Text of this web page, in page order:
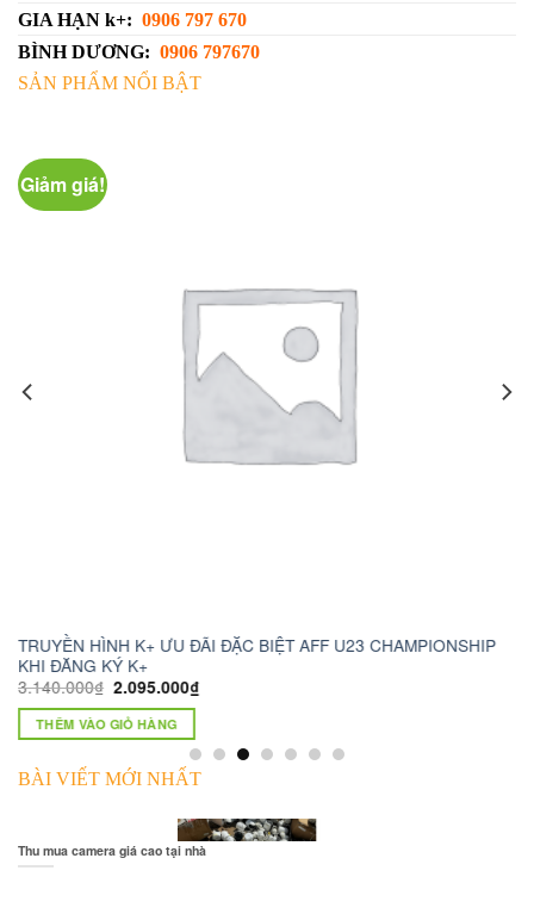
GIA HẠN k+: 0906 797 670
BÌNH DƯƠNG: 0906 797670
SẢN PHẨM NỔI BẬT
camera wifi xoay 360 c6n
1.230.000
THÊM VÀO GIỎ HÀNG
BÀI VIẾT MỚI NHẤT
Thu mua camera giá cao tại nhà